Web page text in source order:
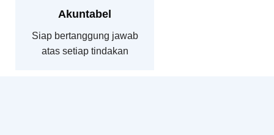
Akuntabel
Siap bertanggung jawab
atas setiap tindakan